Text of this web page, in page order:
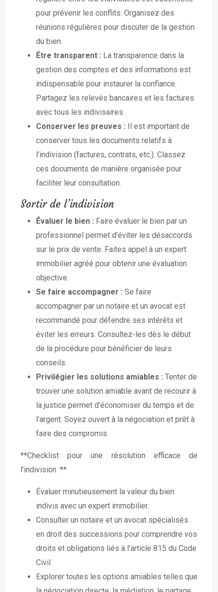
pour prévenir les conflits. Organisez des
réunions régulières pour discuter de la gestion
du bien.
Être transparent : La transparence dans la
gestion des comptes et des informations est
indispensable pour instaurer la confiance.
Partagez les relevés bancaires et les factures
avec tous les indivisaires.
Conserver les preuves : Il est important de
conserver tous les documents relatifs à
l’indivision (factures, contrats, etc.). Classez
ces documents de manière organisée pour
faciliter leur consultation.
Sortir de l’indivision
Évaluer le bien : Faire évaluer le bien par un
professionnel permet d’éviter les désaccords
sur le prix de vente. Faites appel à un expert
immobilier agréé pour obtenir une évaluation
objective.
Se faire accompagner : Se faire
accompagner par un notaire et un avocat est
recommandé pour défendre ses intérêts et
éviter les erreurs. Consultez-les dès le début
de la procédure pour bénéficier de leurs
conseils.
Privilégier les solutions amiables : Tenter de
trouver une solution amiable avant de recourir à
la justice permet d’économiser du temps et de
l’argent. Soyez ouvert à la négociation et prêt à
faire des compromis.
**Checklist pour une résolution efficace de
l’indivision :**
Évaluer minutieusement la valeur du bien
indivis avec un expert immobilier.
Consulter un notaire et un avocat spécialisés
en droit des successions pour comprendre vos
droits et obligations liés à l’article 815 du Code
Civil.
Explorer toutes les options amiables telles que